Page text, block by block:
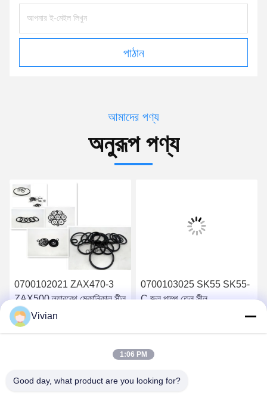
পাঠান
আমাদের পণ্য
অনুরূপ পণ্য
0700102021 ZAX470-3
ZAX500 ল্যাবরেথ মেকানিকাল সীল
0700103025 SK55 SK55-
C জল পাম্প তেল সীল
Vivian
1:06 PM
Good day, what product are you looking for?